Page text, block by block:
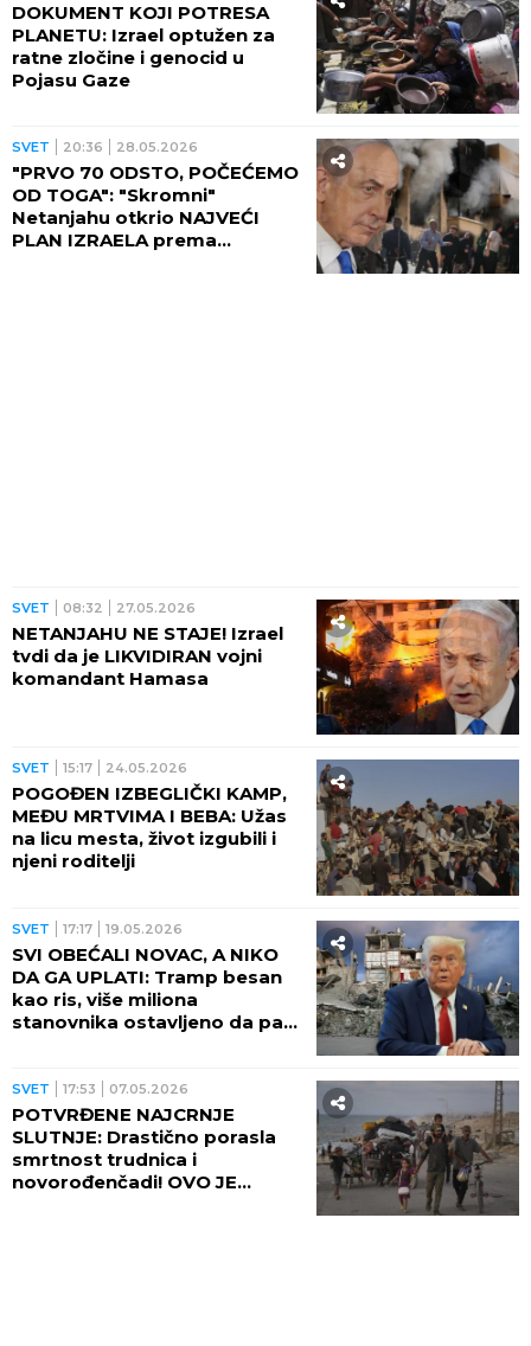
DOKUMENT KOJI POTRESA
PLANETU: Izrael optužen za
ratne zločine i genocid u
Pojasu Gaze
SVET 20:36 28.05.2026
"PRVO 70 ODSTO, POČEĆEMO
OD TOGA": "Skromni"
Netanjahu otkrio NAJVEĆI
PLAN IZRAELA prema
SVET 08:32 27.05.2026
NETANJAHU NE STAJE! Izrael
tvdi da je LIKVIDIRAN vojni
komandant Hamasa
SVET 15:17 24.05.2026
POGOĐEN IZBEGLIČKI KAMP,
MEĐU MRTVIMA I BEBA: Užas
na licu mesta, život izgubili i
njeni roditelji
SVET 17:17 19.05.2026
SVI OBEĆALI NOVAC, A NIKO
DA GA UPLATI: Tramp besan
kao ris, više miliona
stanovnika ostavljeno da pati
SVET 17:53 07.05.2026
POTVRĐENE NAJCRNJE
SLUTNJE: Drastično porasla
smrtnost trudnica i
novorođenčadi! OVO JE